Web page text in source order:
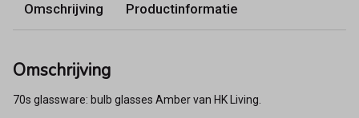
Omschrijving Productinformatie
Omschrijving
70s glassware: bulb glasses Amber van HK Living.